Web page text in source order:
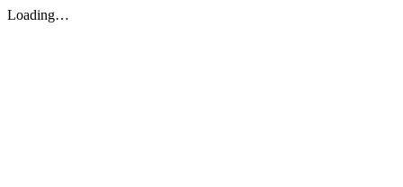
Loading…